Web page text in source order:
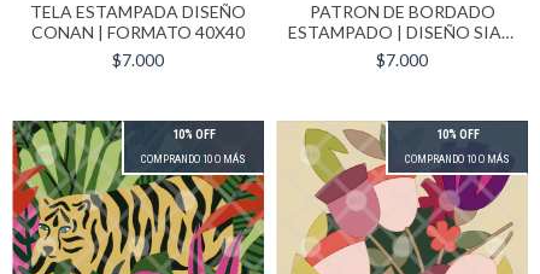
TELA ESTAMPADA DISEÑO
CONAN | FORMATO 40X40
$7.000
PATRON DE BORDADO
ESTAMPADO | DISEÑO SIAM
FORMATO 40X40 CM
$7.000
10% OFF
COMPRANDO 10 O MÁS
10% OFF
COMPRANDO 10 O MÁS